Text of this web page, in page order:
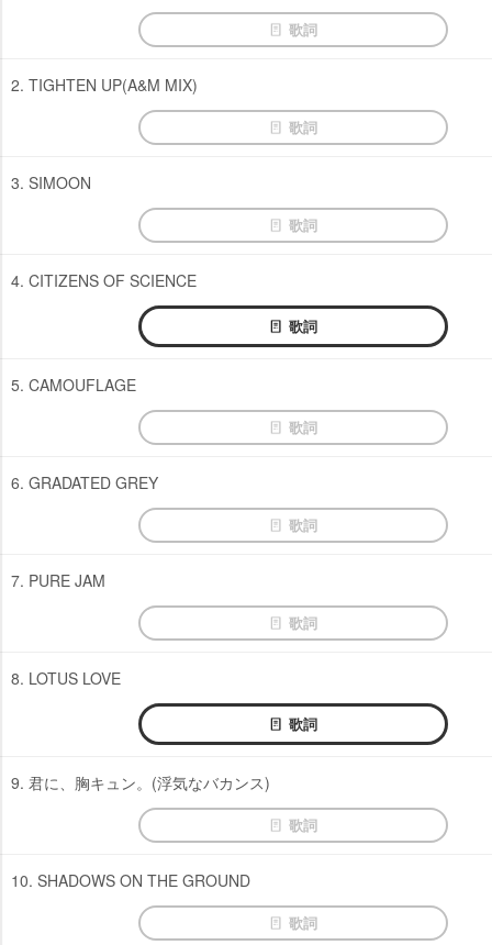
歌詞
2. TIGHTEN UP(A&M MIX)
歌詞
3. SIMOON
歌詞
4. CITIZENS OF SCIENCE
歌詞
5. CAMOUFLAGE
歌詞
6. GRADATED GREY
歌詞
7. PURE JAM
歌詞
8. LOTUS LOVE
歌詞
9. 君に、胸キュン。(浮気なバカンス)
歌詞
10. SHADOWS ON THE GROUND
歌詞